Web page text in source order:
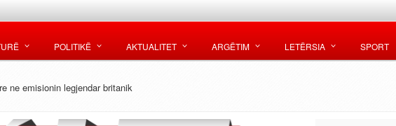
POLITIKË AKTUALITET ARGËTIM LETËRSIA SPORT
ne emisionin legjendar britanik